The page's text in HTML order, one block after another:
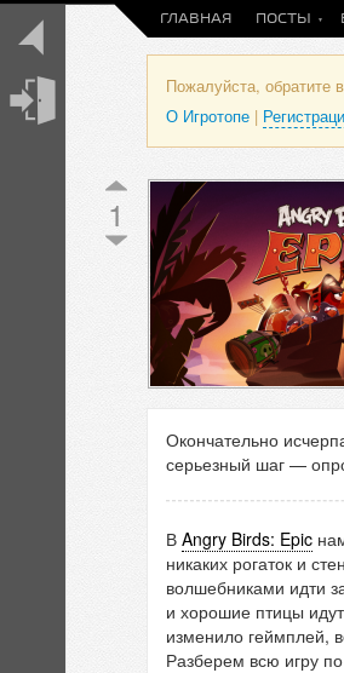
ГЛАВНАЯ ПОСТЫ
Пожалуйста, обратите
О Игротопе |
1
Окончательно
серьезный шаг —
В Angry Birds: Epic
никаких рогаток и
волшебниками идти
и хорошие птицы
изменило геймплей,
Разберем всю игру